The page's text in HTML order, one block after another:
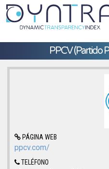
PPCV (Partido
PÁGINA WEB
ppcv.com/
TELÉFONO